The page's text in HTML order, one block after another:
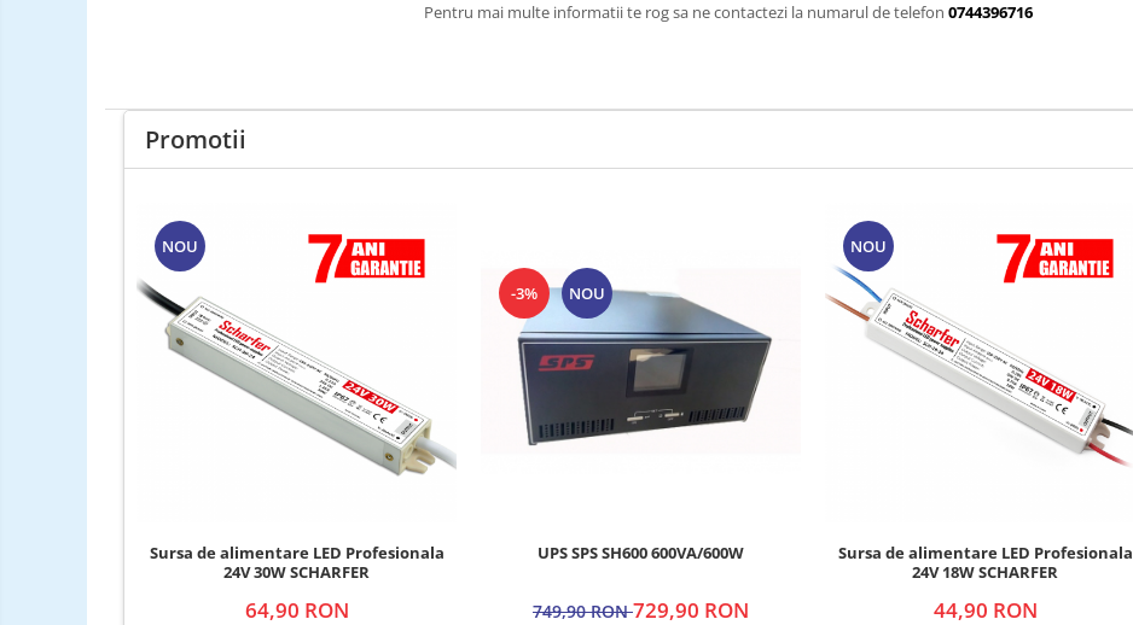
Becuri LED
Tuburi Fluorescente
Pentru mai multe informatii te rog sa ne contactezi la numarul de telefon 0744396716
Promotii
NOU
Sursa de alimentare LED Profesionala
24V 30W SCHARFER
64,90 RON
-3% NOU
UPS SPS SH600 600VA/600W
749,90 RON729,90 RON
NOU
Sursa de alimentare LED Profesionala
24V 18W SCHARFER
44,90 RON